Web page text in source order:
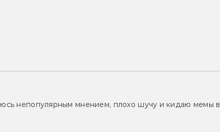
непопулярным мнением, плохо шучу и кидаю мемы в